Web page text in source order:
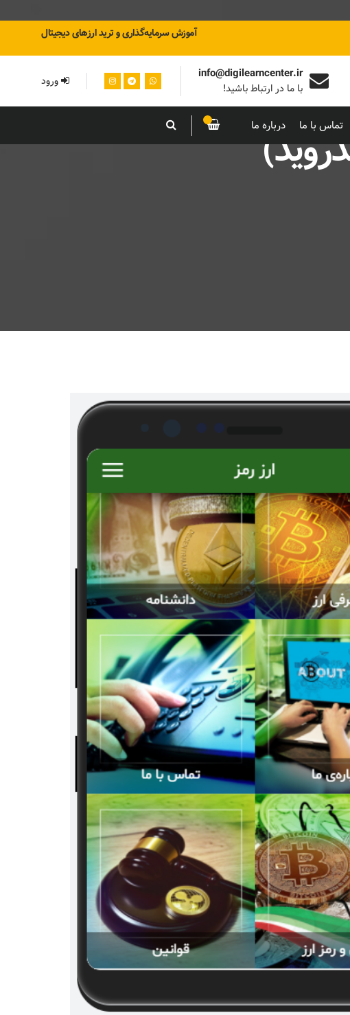
آموزش سرمایه‌گذاری و ترید ارزهای دیجیتال
info@digilearncenter.ir
با ما در ارتباط باشید! ورود
تماس با ما درباره ما